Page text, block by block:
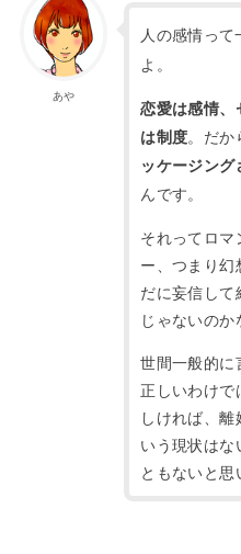
あや
人の感情っ
よ。
恋愛は感情、
は制度。だか
ッケージン
んです。
それってロ
ー、つまり
だに妄信し
じゃないのか
世間一般的に
正しいわけで
しければ、離
いう現状はな
ともないと思